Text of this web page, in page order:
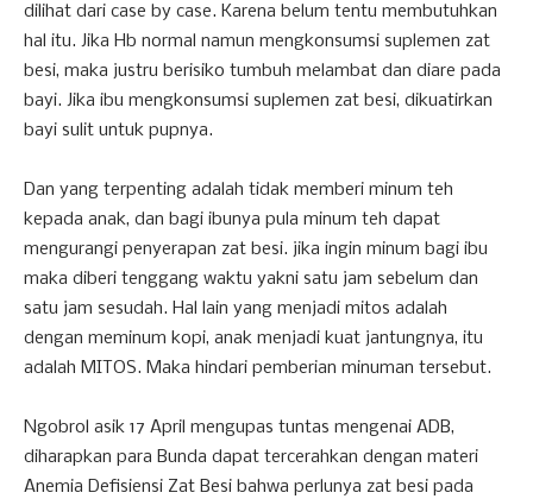
dilihat dari case by case. Karena belum tentu membutuhkan
hal itu. Jika Hb normal namun mengkonsumsi suplemen zat
besi, maka justru berisiko tumbuh melambat dan diare pada
bayi. Jika ibu mengkonsumsi suplemen zat besi, dikuatirkan
bayi sulit untuk pupnya.
Dan yang terpenting adalah tidak memberi minum teh
kepada anak, dan bagi ibunya pula minum teh dapat
mengurangi penyerapan zat besi. jika ingin minum bagi ibu
maka diberi tenggang waktu yakni satu jam sebelum dan
satu jam sesudah. Hal lain yang menjadi mitos adalah
dengan meminum kopi, anak menjadi kuat jantungnya, itu
adalah MITOS. Maka hindari pemberian minuman tersebut.
Ngobrol asik 17 April mengupas tuntas mengenai ADB,
diharapkan para Bunda dapat tercerahkan dengan materi
Anemia Defisiensi Zat Besi bahwa perlunya zat besi pada